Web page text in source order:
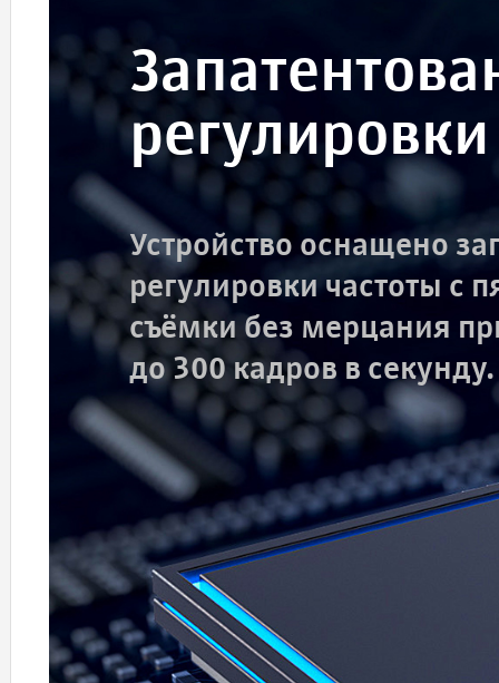
Устройство оснащено
регулировки частоты с
съёмки без мерцания
до 300 кадров в секунду.